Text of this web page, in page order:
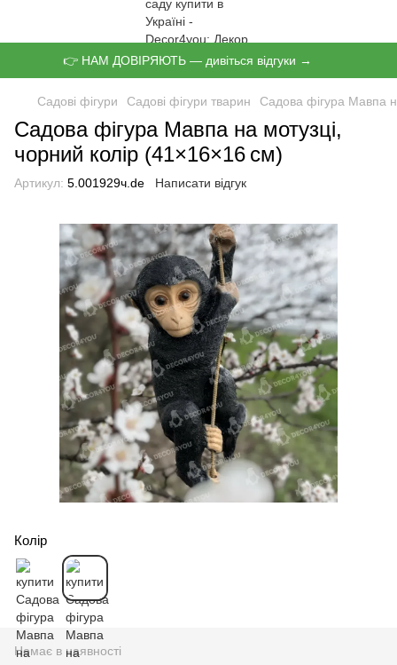
👉 НАМ ДОВІРЯЮТЬ — дивіться відгуки →
Садові фігури Садові фігури тварин Садова фігура Мавпа
Садова фігура Мавпа на мотузці,
чорний колір (41×16×16 см)
Артикул: 5.001929ч.de Написати відгук
Колір
Немає в наявності